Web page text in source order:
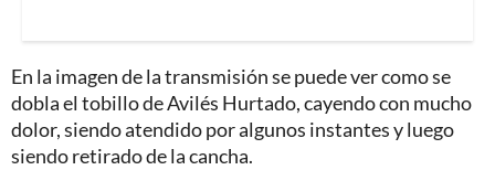
En la imagen de la transmisión se puede ver como se
dobla el tobillo de Avilés Hurtado, cayendo con mucho
dolor, siendo atendido por algunos instantes y luego
siendo retirado de la cancha.